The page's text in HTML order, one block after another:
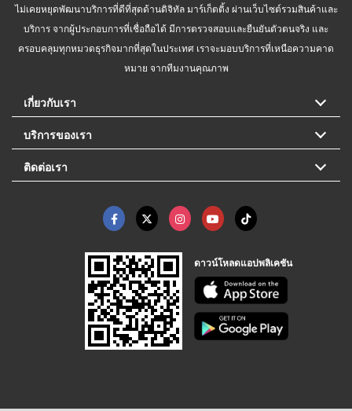
ไม่เคยหยุดพัฒนาบริการที่ดีที่สุดด้านดิจิทัล มาร์เก็ตติ้ง ผ่านเว็บไซต์รวมสินค้าและ
บริการ จากผู้ประกอบการที่เชื่อถือได้ มีการตรวจสอบและยืนยันตัวตนจริง และ
ครอบคลุมทุกหมวดธุรกิจมากที่สุดในประเทศ เราจะมอบบริการที่เหนือความคาด
หมาย จากทีมงานคุณภาพ
เกี่ยวกับเรา
บริการของเรา
ติดต่อเรา
ดาวน์โหลดแอปพลิเคชัน